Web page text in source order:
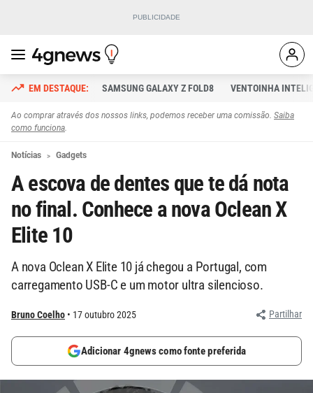
SAMSUNG GALAXY Z FOLD8 VENTOINHA
Ao comprar através dos nossos links, podemos receber uma comissão. Saiba
como funciona.
Notícias Gadgets
A escova de dentes que te dá nota
no final. Conhece a nova Oclean X
Elite 10
A nova Oclean X Elite 10 já chegou a Portugal, com
carregamento USB-C e um motor ultra silencioso.
Bruno Coelho 17 outubro 2025 Partilhar
Adicionar 4gnews como fonte preferida